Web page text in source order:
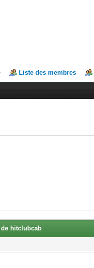
Liste des membres
hitclubcab